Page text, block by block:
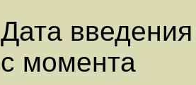
Дата
с момента